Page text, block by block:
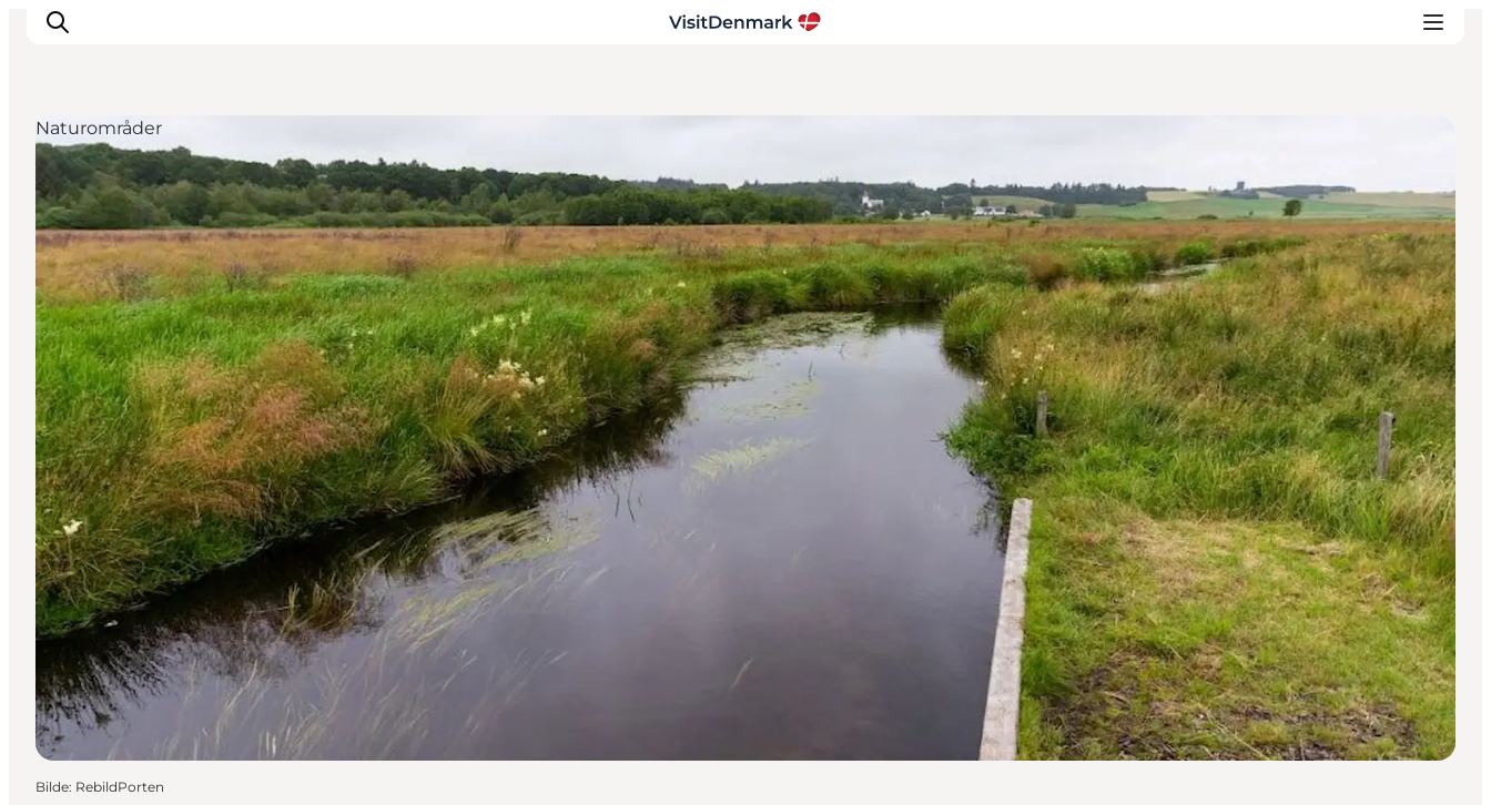
Inspirasjon
Reisemål
Aktiviteter
Overnatting
Planlegg reisen
Naturområder
Bilde: RebildPorten